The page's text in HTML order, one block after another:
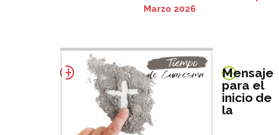
Marzo 2026
Mensaje
para el
inicio de
la